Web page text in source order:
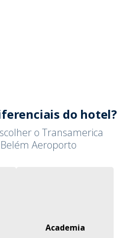
do hotel?
o Transamerica
Aeroporto
Academia